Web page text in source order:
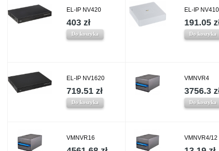
EL-IP NV420
403 zł
Do koszyka
EL-IP NV410
191.05
Do koszyka
EL-IP NV1620
719.51 zł
Do koszyka
VMNVR4
3756.3
Do koszyka
VMNVR16 VMNVR4/12